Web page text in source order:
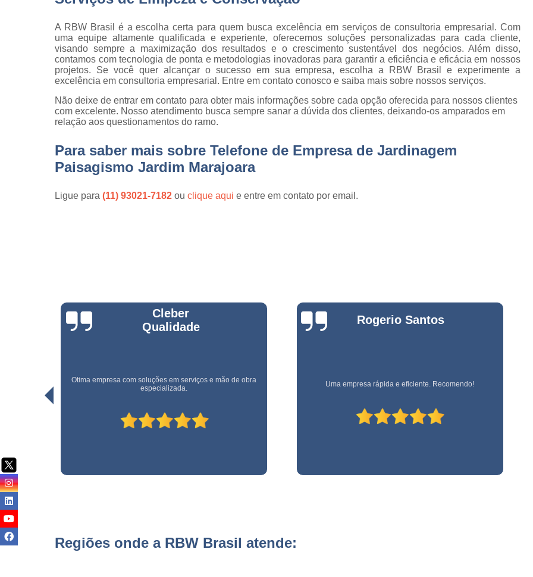
recebimentos
Inspeções de
qualidade
Inspeções
visuais
Manutenção de
jardins
de cargas
Portaria de
condomínios
Serviço de
Serviço de
Serviços de
conservação
Empresa
Empresa de
Empresa
Empresa de
Empresa de
Empresa de
Empresa
Empresa de
Empresa
Empresa
Empresa de Limpeza e
A RBW Brasil é a escolha certa para quem busca excelência em serviços de consultoria empresarial. Com
uma equipe altamente qualificada e experiente, oferecemos soluções personalizadas para cada cliente,
visando sempre a maximização dos resultados e o crescimento sustentável dos negócios. Além disso,
contamos com tecnologia de ponta e metodologias inovadoras para garantir a eficiência e eficácia em nossos
projetos. Se você quer alcançar o sucesso em sua empresa, escolha a RBW Brasil e experimente a
excelência em consultoria empresarial. Entre em contato conosco e saiba mais sobre nossos serviços.
Não deixe de entrar em contato para obter mais informações sobre cada opção oferecida para nossos clientes
com excelente. Nosso atendimento busca sempre sanar a dúvida dos clientes, deixando-os amparados em
relação aos questionamentos do ramo.
Para saber mais sobre Telefone de Empresa de Jardinagem
Paisagismo Jardim Marajoara
Ligue para (11) 93021-7182 ou clique aqui e entre em contato por email.
Rogerio Santos
Uma empresa rápida e eficiente. Recomendo!
Bianca
Zanardo
Empresa referência em terceirização de mão de obra!
Regiões onde a RBW Brasil atende: